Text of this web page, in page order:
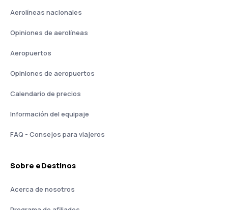
Aerolíneas nacionales
Opiniones de aerolíneas
Aeropuertos
Opiniones de aeropuertos
Calendario de precios
Información del equipaje
FAQ - Consejos para viajeros
Sobre eDestinos
Acerca de nosotros